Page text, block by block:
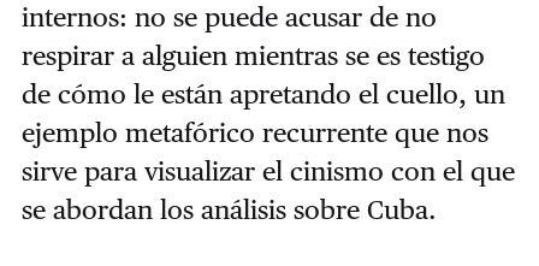
internos: no se puede acusar de no
respirar a alguien mientras se es testigo
de cómo le están apretando el cuello, un
ejemplo metafórico recurrente que nos
sirve para visualizar el cinismo con el que
se abordan los análisis sobre Cuba.